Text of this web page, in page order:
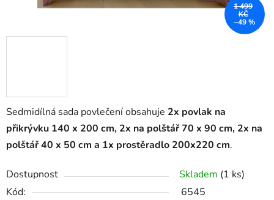
Sedmidílná sada povlečení obsahuje 2x povlak na
přikrývku 140 x 200 cm, 2x na polštář 70 x 90 cm, 2x na
polštář 40 x 50 cm a 1x prostěradlo 200x220 cm.
Dostupnost Skladem (1 ks)
Kód:
6545
1 499
KČ
–49 %